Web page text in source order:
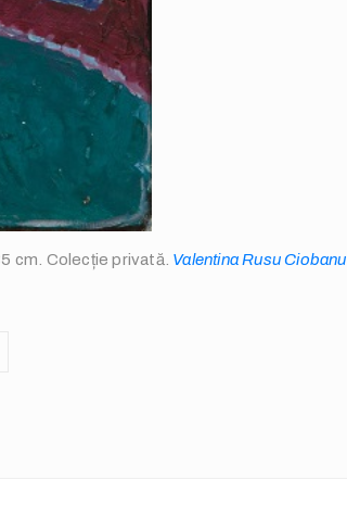
cm. Colecție privată. Valentina Rusu Ciobanu